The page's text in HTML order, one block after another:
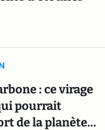
: ce virage
pourrait
de la planète…